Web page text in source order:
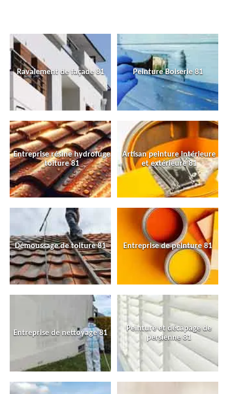
Ravalement de façade 81 Peinture Boiserie 81
Entreprise résine hydrofuge
toiture 81
Artisan peinture intérieure
et extérieure 81
Démoussage de toiture 81 Entreprise de peinture 81
Entreprise de nettoyage 81
Peinture et décapage de
persienne 81